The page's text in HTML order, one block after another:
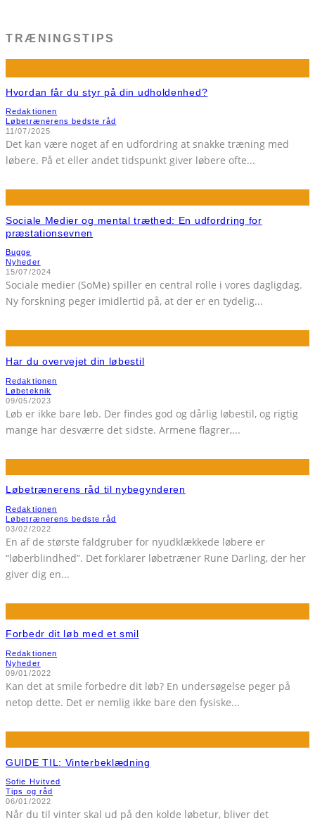
TRÆNINGSTIPS
Hvordan får du styr på din udholdenhed?
Redaktionen
Løbetrænerens bedste råd
11/07/2025
Det kan være noget af en udfordring at snakke træning med
løbere. På et eller andet tidspunkt giver løbere ofte...
Sociale Medier og mental træthed: En udfordring for
præstationsevnen
Bugge
Nyheder
15/07/2024
Sociale medier (SoMe) spiller en central rolle i vores dagligdag.
Ny forskning peger imidlertid på, at der er en tydelig...
Har du overvejet din løbestil
Redaktionen
Løbeteknik
09/05/2023
Løb er ikke bare løb. Der findes god og dårlig løbestil, og rigtig
mange har desværre det sidste. Armene flagrer,...
Løbetrænerens råd til nybegynderen
Redaktionen
Løbetrænerens bedste råd
03/02/2022
En af de største faldgruber for nyudklækkede løbere er
“løberblindhed”. Det forklarer løbetræner Rune Darling, der her
giver dig en...
Forbedr dit løb med et smil
Redaktionen
Nyheder
09/01/2022
Kan det at smile forbedre dit løb? En undersøgelse peger på
netop dette. Det er nemlig ikke bare den fysiske...
GUIDE TIL: Vinterbeklædning
Sofie Hvitved
Tips og råd
06/01/2022
Når du til vinter skal ud på den kolde løbetur, bliver det